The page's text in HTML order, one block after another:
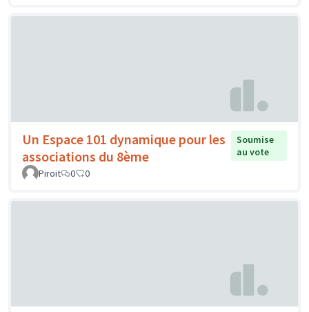
Un Espace 101 dynamique pour les
associations du 8ème
Soumise
au vote
Piroit
0 0